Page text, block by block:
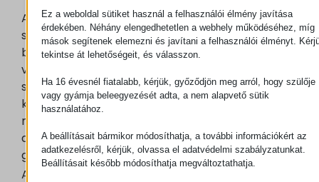
A moduláris rendszerépítés másik előnye a
sokoldalúság. Az alumíniumprofilok szinte
bármilyen technológiával, például elektromos
vagy pneumatikus egységekkel, automatizált
szállítószalagokkal vagy csővázas rendszerekkel
kombinálhatók. Ez lehetőséget ad komplex,
mégis átlátható ipari struktúrák kialakítására,
amelyek minden elemükben igazodnak a lean
gyártás elveihez.
A Lean Technology megoldásai teljes körű
Ez a weboldal sütiket használ a felhasználói élmény javítása
érdekében. Néhány elengedhetetlen a webhely működéséhez, míg
mások segítenek elemezni és javítani a felhasználói élményt.
tekintse át lehetőségeit, és válasszon.
Ha 16 évesnél fiatalabb, kérjük, győződjön meg arról, hogy szülője
vagy gyámja beleegyezését adta, a nem alapvető sütik
használatához.
A beállításait bármikor módosíthatja, a további információkért az
adatkezelésről, kérjük, olvassa el adatvédelmi szabályzatunkat.
Beállításait később módosíthatja megváltoztathatja.